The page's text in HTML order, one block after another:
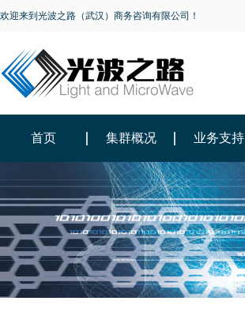
欢迎来到光波之路（武汉）商务咨询有限公司！
首页 集群概况 业务支持